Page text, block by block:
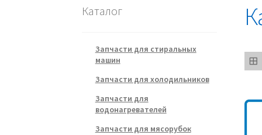
Каталог
Запчасти для стиральных
машин
Запчасти для холодильников
Запчасти для
водонагревателей
Запчасти для мясорубок